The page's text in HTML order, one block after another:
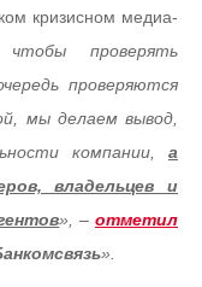
кризисном медиа-
проверять
проверяются
мы делаем вывод,
компании, а
владельцев и
», –отметил
».